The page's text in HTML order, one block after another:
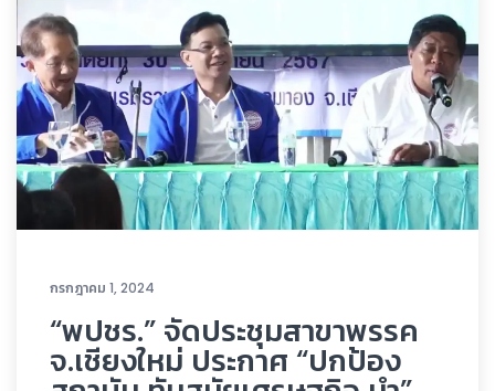
กรกฎาคม 1, 2024
“พปชร.” จัดประชุมสาขาพรรค
จ.เชียงใหม่ ประกาศ “ปกป้อง